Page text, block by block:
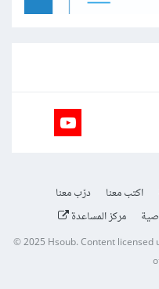
اكتب معنا
درّب معنا
مركز المساعدة
© 2025Hsoub.Content